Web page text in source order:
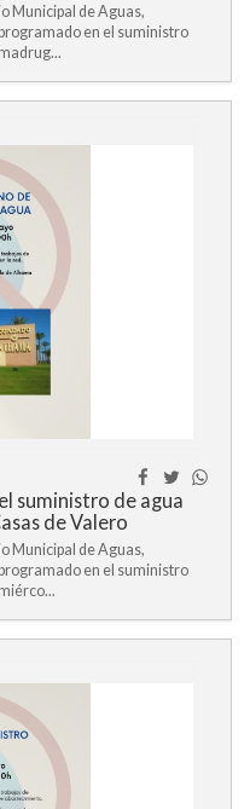
Municipal de Aguas,
en el suministro
suministro de agua
de Valero
Municipal de Aguas,
en el suministro